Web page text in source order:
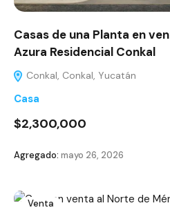
Casas de una Planta en
Azura Residencial Conkal
Conkal, Conkal, Yucatán
Casa
$2,300,000
Agregado: mayo 26, 2026
Venta